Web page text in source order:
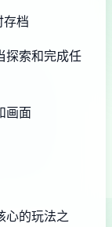
存档
探索和完成任
画面
心的玩法之